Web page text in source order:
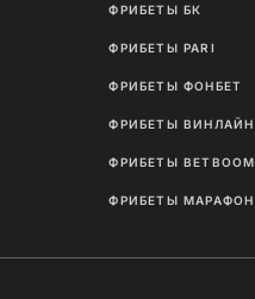
ФРИБЕТЫ БК
ФРИБЕТЫ PARI
ФРИБЕТЫ ФОНБЕТ
ФРИБЕТЫ ВИНЛАЙН
ФРИБЕТЫ BETBOOM
ФРИБЕТЫ МАРАФОН